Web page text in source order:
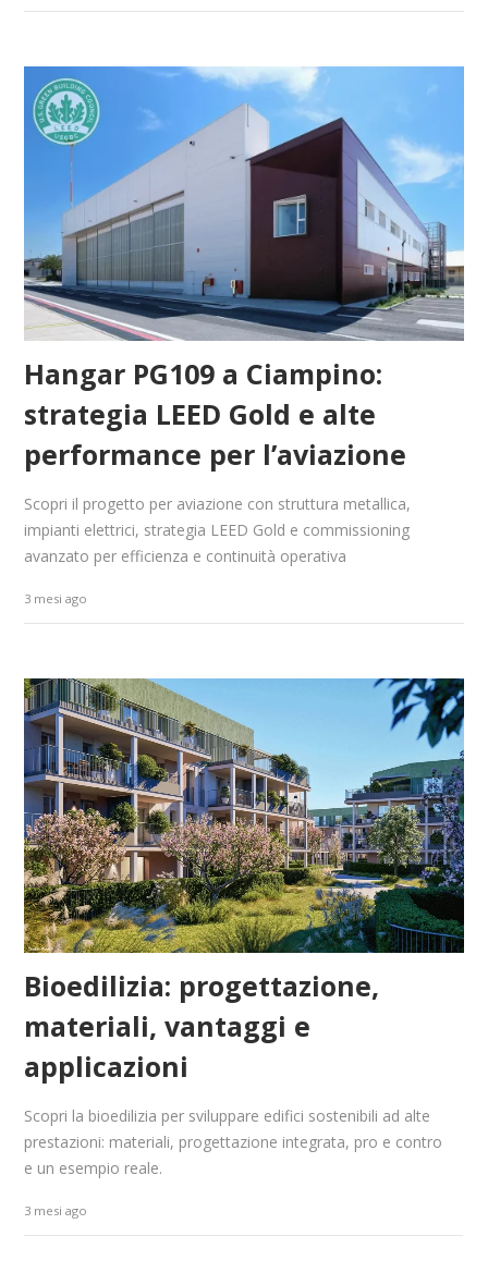
Hangar PG109 a Ciampino:
strategia LEED Gold e alte
performance per l’aviazione
Scopri il progetto per aviazione con struttura metallica,
impianti elettrici, strategia LEED Gold e commissioning
avanzato per efficienza e continuità operativa
3 mesi ago
Bioedilizia: progettazione,
materiali, vantaggi e
applicazioni
Scopri la bioedilizia per sviluppare edifici sostenibili ad alte
prestazioni: materiali, progettazione integrata, pro e contro
e un esempio reale.
3 mesi ago